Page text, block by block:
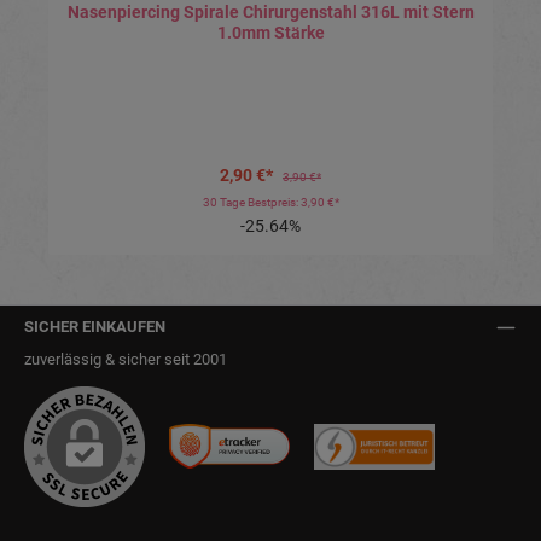
Nasenpiercing Spirale Chirurgenstahl 316L mit Stern
1.0mm Stärke
2,90 €*
3,90 €*
30 Tage Bestpreis: 3,90 €*
-25.64%
SICHER EINKAUFEN
zuverlässig & sicher seit 2001